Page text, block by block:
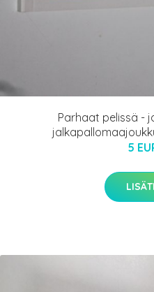
Parhaat pelissä -
5